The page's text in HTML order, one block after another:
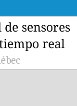
sensores
real